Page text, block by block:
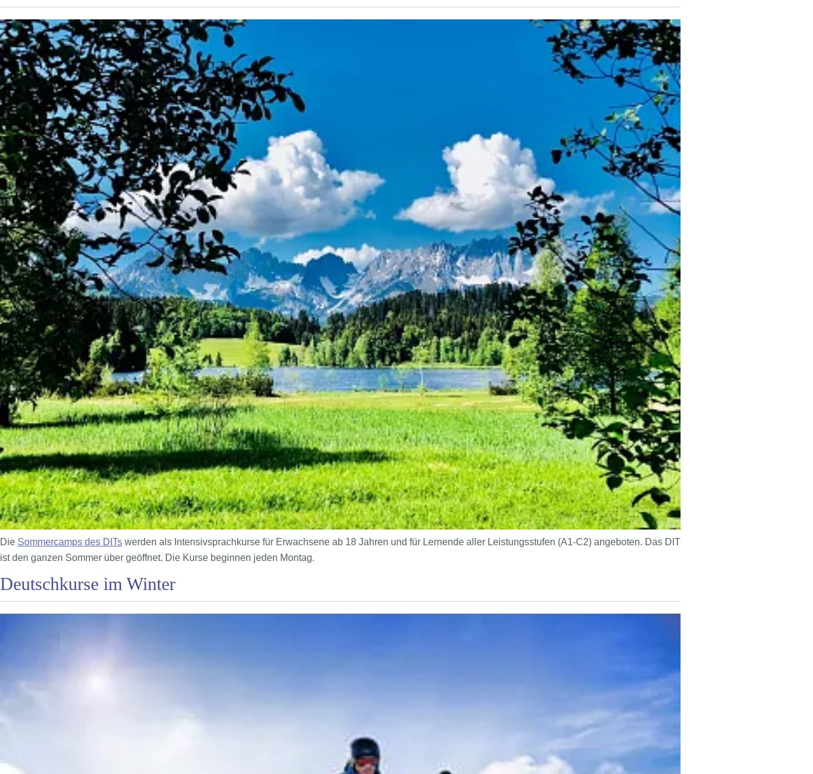
Die Sommercamps des DITs werden als Intensivsprachkurse für Erwachsene ab 18 Jahren und für Lernende aller Leistungsstufen (A1-C2) angeboten. Das DIT
ist den ganzen Sommer über geöffnet. Die Kurse beginnen jeden Montag.
Deutschkurse im Winter